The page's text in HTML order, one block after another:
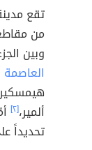
تقع
من
وبين
العاصمة
ألمير،[٢]
تحديداً على خط طول